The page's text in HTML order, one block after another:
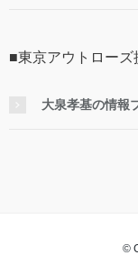
■東京アウトローズ
大泉孝基の情報
©